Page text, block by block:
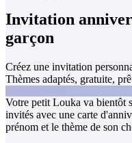
Invitation
garçon
Créez une invitation
Thèmes adaptés, gratuite,
Votre petit Louka va bientôt
invités avec une carte
prénom et le thème de son